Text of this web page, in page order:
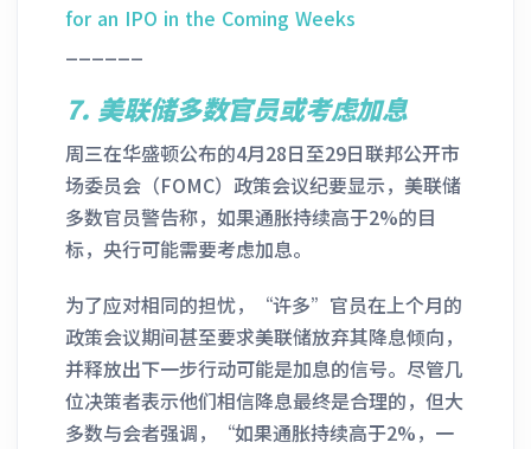
for an IPO in the Coming Weeks
7. 美联储多数官员或考虑加息
周三在华盛顿公布的4月28日至29日联邦公开市
场委员会（FOMC）政策会议纪要显示，美联储
多数官员警告称，如果通胀持续高于2%的目
标，央行可能需要考虑加息。
为了应对相同的担忧，“许多”官员在上个月的
政策会议期间甚至要求美联储放弃其降息倾向，
并释放出下一步行动可能是加息的信号。尽管几
位决策者表示他们相信降息最终是合理的，但大
多数与会者强调，“如果通胀持续高于2%，一